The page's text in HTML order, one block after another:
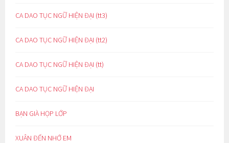
CA DAO TỤC NGỮ HIỆN ĐẠI (tt3)
CA DAO TỤC NGỮ HIỆN ĐẠI (tt2)
CA DAO TỤC NGỮ HIỆN ĐẠI (tt)
CA DAO TỤC NGỮ HIỆN ĐẠI
BẠN GIÀ HỌP LỚP
XUÂN ĐẾN NHỚ EM